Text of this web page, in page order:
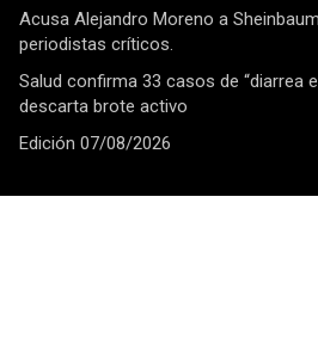
Acusa Alejandro Moreno a
periodistas críticos.
Salud confirma 33 casos de “diarrea
descarta brote activo
Edición 07/08/2026